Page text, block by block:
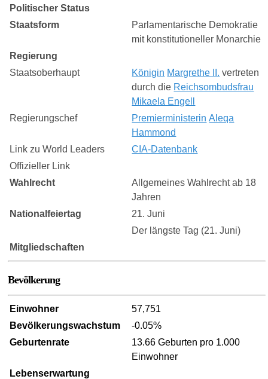
Politischer Status
Staatsform
Parlamentarische Demokratie
mit konstitutioneller Monarchie
Regierung
Staatsoberhaupt
Königin Margrethe II. vertreten
durch die Reichsombudsfrau
Mikaela Engell
Regierungschef
Premierministerin Aleqa
Hammond
Link zu World Leaders
CIA-Datenbank
Offizieller Link
Wahlrecht
Allgemeines Wahlrecht ab 18
Jahren
Nationalfeiertag
21. Juni
Der längste Tag (21. Juni)
Mitgliedschaften
Bevölkerung
Einwohner
57,751
Bevölkerungswachstum
-0.05%
Geburtenrate
13.66 Geburten pro 1.000
Einwohner
Lebenserwartung